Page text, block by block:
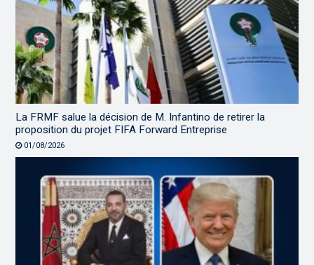
La FRMF salue la décision de M. Infantino de retirer la
proposition du projet FIFA Forward Entreprise
01/08/2026